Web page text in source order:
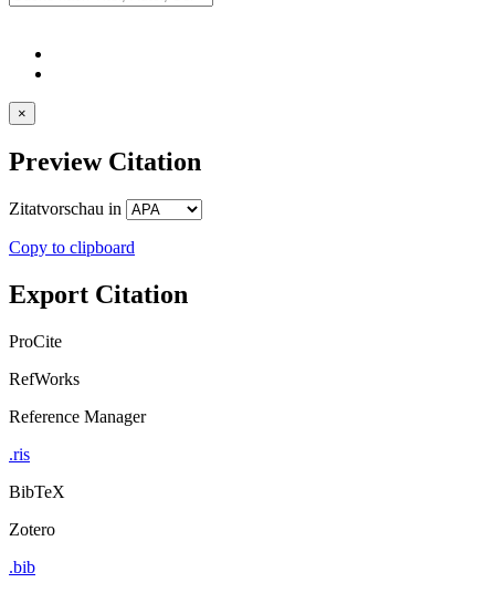
×
Preview Citation
Zitatvorschau in
Copy to clipboard
Export Citation
ProCite
RefWorks
Reference Manager
.ris
BibTeX
Zotero
.bib